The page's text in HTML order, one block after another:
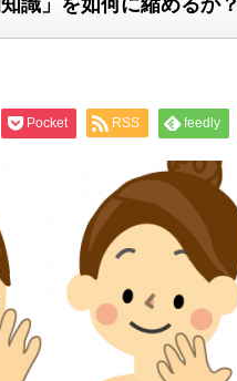
識」を如何に縮めるか？
Pocket RSS feedly